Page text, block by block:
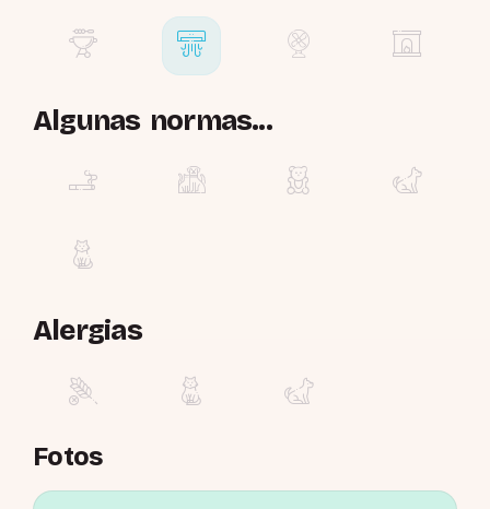
Algunas normas...
Alergias
Fotos